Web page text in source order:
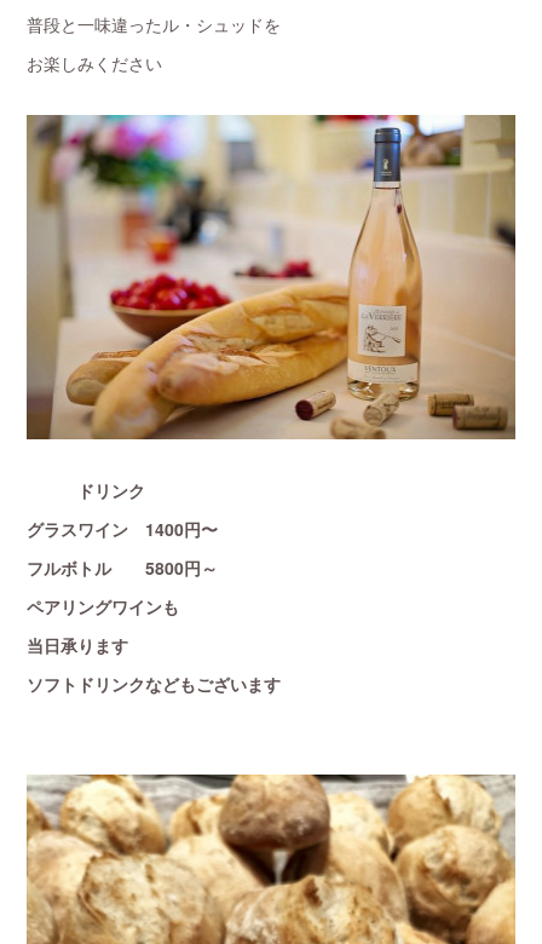
普段と一味違ったル・シュッドを
お楽しみください
ドリンク
グラスワイン 1400円〜
フルボトル 5800円～
ペアリングワインも
当日承ります
ソフトドリンクなどもございます